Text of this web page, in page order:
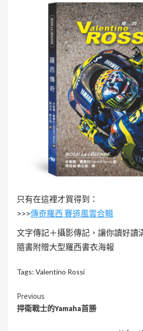
只有在這裡才買得到：
>>>傳奇羅西 賽道風雲合輯
文字傳記＋攝影傳記，讓你讀好讀
隨書附贈大型羅西書衣海報
Tags: Valentino Rossi
Previous
捍衛戰士的Yamaha首勝